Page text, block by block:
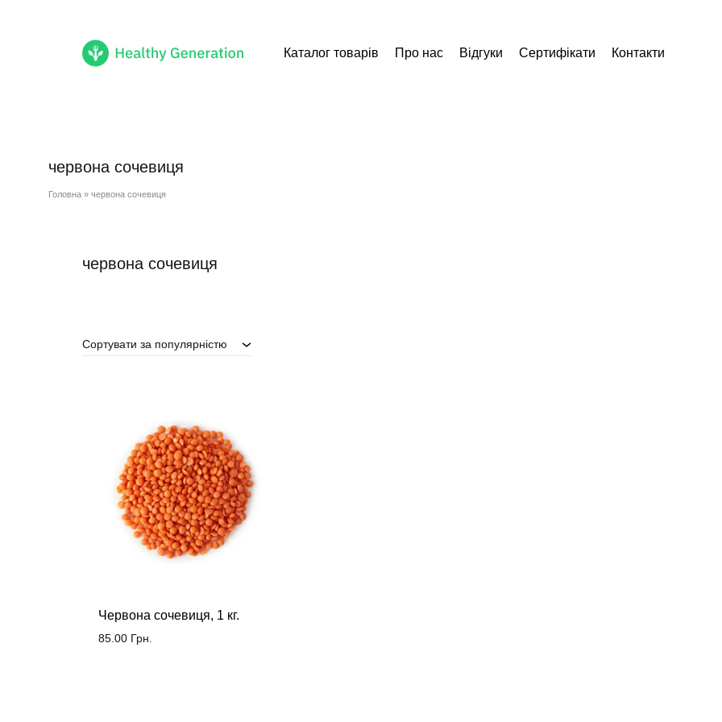
доступні
тобі
Каталог товарів Про нас Відгуки Сертифікати Контакти
червона сочевиця
Головна » червона сочевиця
червона сочевиця
Сортувати за популярністю
Червона сочевиця, 1 кг.
85.00 Грн.